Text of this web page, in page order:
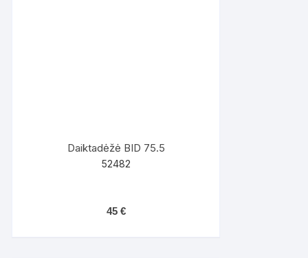
Daiktadėžė BID 75.5
52482
45 €